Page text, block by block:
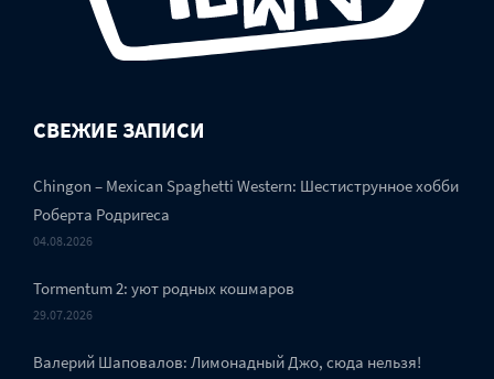
СВЕЖИЕ ЗАПИСИ
Chingon – Mexican Spaghetti Western: Шестиструнное хобби
Роберта Родригеса
04.08.2026
Tormentum 2: уют родных кошмаров
29.07.2026
Валерий Шаповалов: Лимонадный Джо, сюда нельзя!